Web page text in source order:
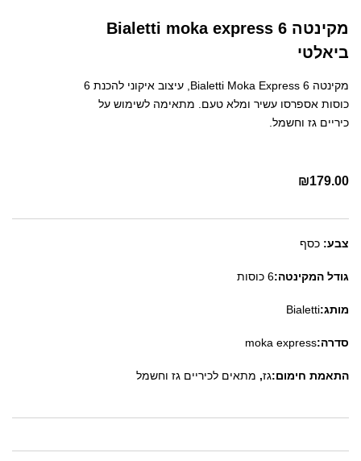
מקינטה Bialetti moka express 6
ביאלטי
מקינטה Bialetti Moka Express 6, עיצוב איקוני להכנת 6
כוסות אספרסו עשיר ומלא טעם. מתאימה לשימוש על
כיריים גז וחשמל.
₪179.00
צבע: כסף
גודל המקינטה:6 כוסות
מותג:Bialetti
סדרה:moka express
התאמת חימום:גז, מתאים לכיריים גז וחשמל